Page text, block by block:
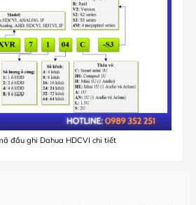
đầu ghi Dahua HDCVI chi tiết